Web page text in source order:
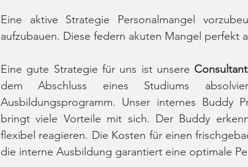
Eine aktive Strategie Personalmangel
aufzubauen. Diese federn akuten Mangel perfekt
Eine gute Strategie für uns ist unsere
dem Abschluss eines Studiums
Ausbildungsprogramm. Unser internes Buddy
bringt viele Vorteile mit sich. Der Buddy
flexibel reagieren. Die Kosten für einen
die interne Ausbildung garantiert eine optimale